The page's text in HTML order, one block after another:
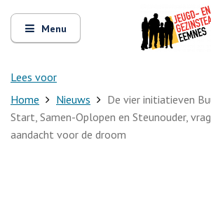
Open
en
sluit
Menu
Lees voor
Zoeken
Home Nieuws
De vier initiatieven
Start, Samen-Oplopen en Steunouder,
aandacht voor de droom